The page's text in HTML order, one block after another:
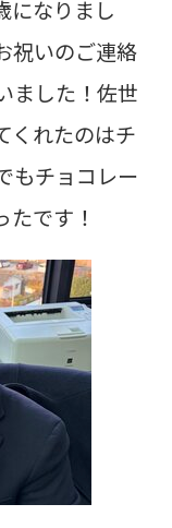
になりまし
祝いのご連絡
ました！佐世
くれたのはチ
もチョコレー
たです！